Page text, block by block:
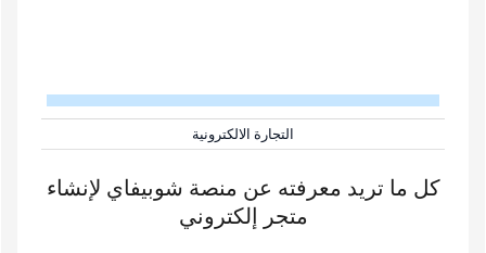
التجارة الالكترونية
كل ما تريد معرفته عن منصة شوبيفاي لإنشاء
متجر إلكتروني